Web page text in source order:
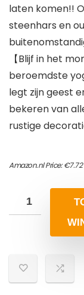
laten komen!!
steenhars en
【Blijf in het
beroemdste
legt zijn geest
bekeren van
rustige
Amazon.nl Price:€7.72